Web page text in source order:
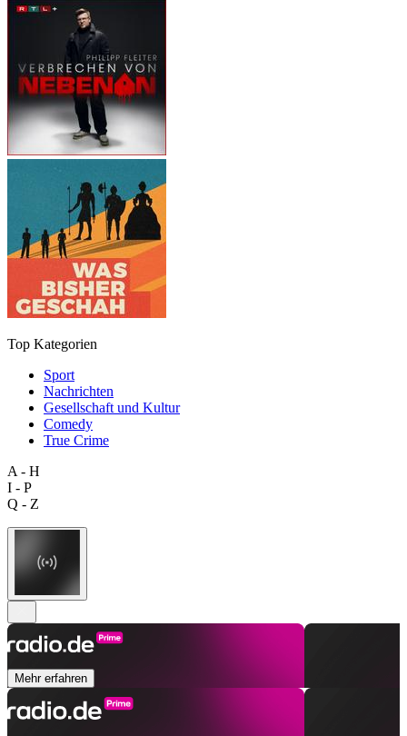
Top Kategorien
Sport
Nachrichten
Gesellschaft und Kultur
Comedy
True Crime
A - H
I - P
Q - Z
Mehr erfahren